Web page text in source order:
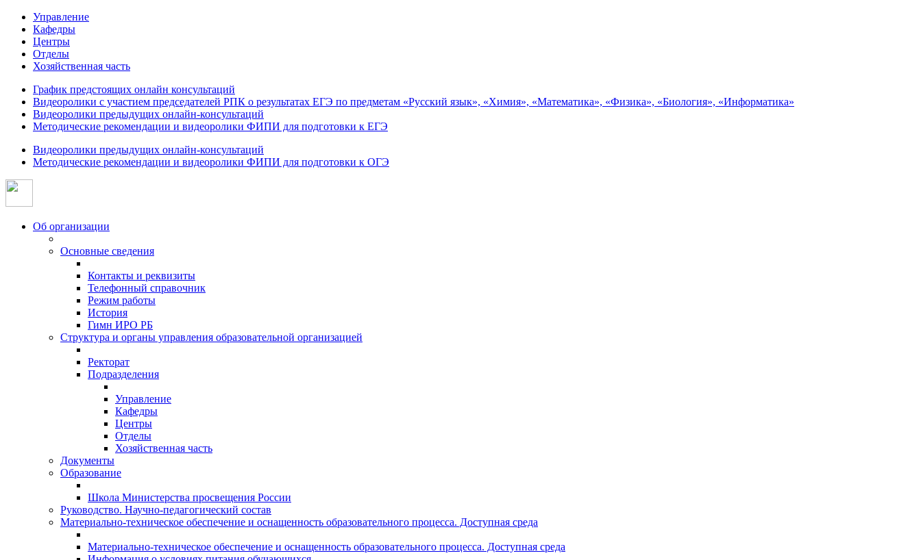
Управление
Кафедры
Центры
Отделы
Хозяйственная часть
График предстоящих онлайн консультаций
Видеоролики с участием председателей РПК о результатах ЕГЭ по предметам «Русский язык», «Химия», «Математика», «Физика», «Биология», «Информатика»
Видеоролики предыдущих онлайн-консультаций
Методические рекомендации и видеоролики ФИПИ для подготовки к ЕГЭ
Видеоролики предыдущих онлайн-консультаций
Методические рекомендации и видеоролики ФИПИ для подготовки к ОГЭ
Об организации
Основные сведения
Контакты и реквизиты
Телефонный справочник
Режим работы
История
Гимн ИРО РБ
Структура и органы управления образовательной организацией
Ректорат
Подразделения
Управление
Кафедры
Центры
Отделы
Хозяйственная часть
Документы
Образование
Школа Министерства просвещения России
Руководство. Научно-педагогический состав
Материально-техническое обеспечение и оснащенность образовательного процесса. Доступная среда
Материально-техническое обеспечение и оснащенность образовательного процесса. Доступная среда